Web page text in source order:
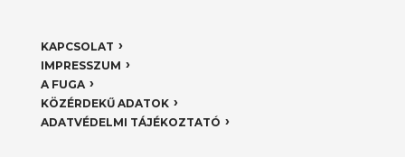
KAPCSOLAT
IMPRESSZUM
A FUGA
KÖZÉRDEKŰ ADATOK
ADATVÉDELMI TÁJÉKOZTATÓ